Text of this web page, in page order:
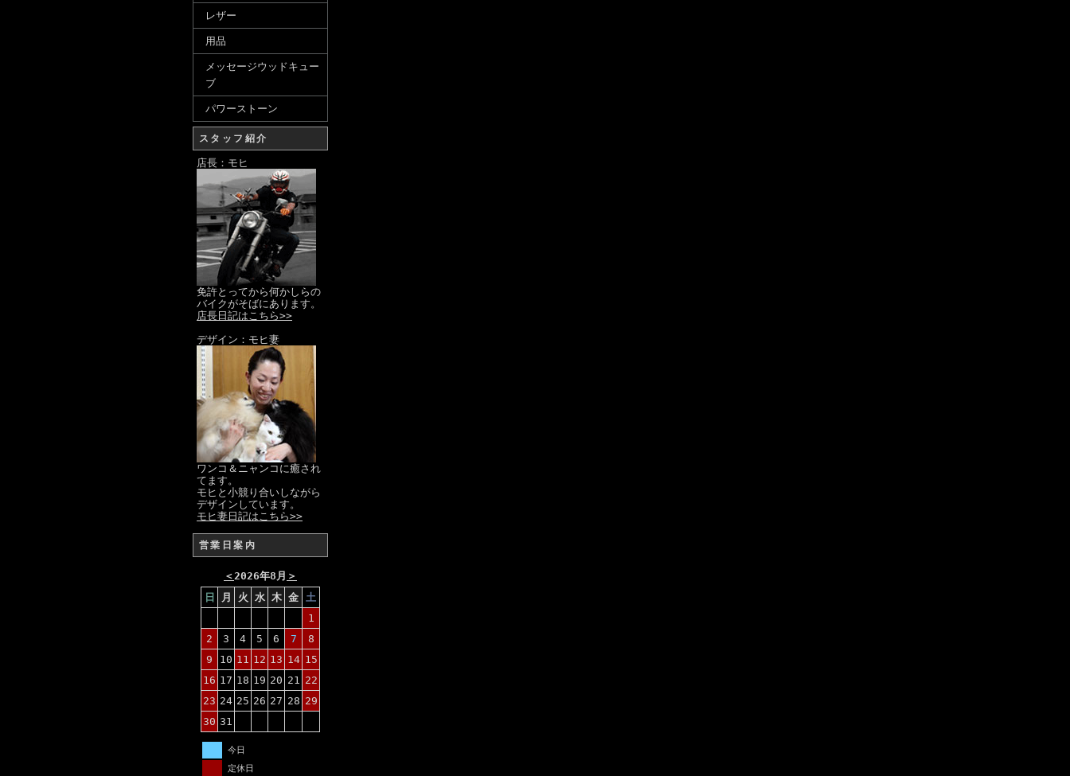
レザー
用品
メッセージウッドキュー
ブ
パワーストーン
スタッフ紹介
店長：モヒ
免許とってから何かしらの
バイクがそばにあります。
店長日記はこちら>>
デザイン：モヒ妻
ワンコ＆ニャンコに癒され
てます。
モヒと小競り合いしながら
デザインしています。
モヒ妻日記はこちら>>
営業日案内
＜2026年8月 ＞
日
月 火 水 木 金 土
1
2
3 4 5 6 7
8
9
10 11 12 13 14 15
16 17 18 19 20 21 22
23 24 25 26 27 28 29
30 31
今日
定休日